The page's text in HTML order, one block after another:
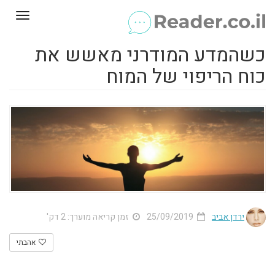
כשהמדע המודרני מאשש את
כוח הריפוי של המוח
ירדן אביב זמן קריאה מוערך: 2 דק'
אהבתי